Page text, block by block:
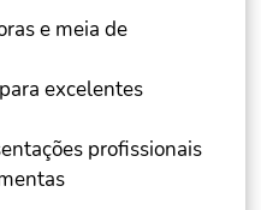
e meia de
excelentes
profissionais